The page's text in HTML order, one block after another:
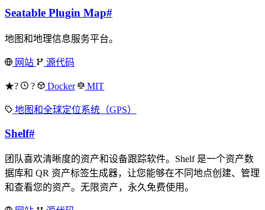
Seatable Plugin Map#
地图和地理信息服务平台。
网站 源代码
★? ? Docker MIT
地图和全球定位系统（GPS）
Shelf#
团队喜欢清晰度的资产和设备跟踪软件。Shelf 是一个资产数
据库和 QR 资产标签生成器，让您能够在不同地点创建、管理
和查看您的资产。无限资产，永久免费使用。